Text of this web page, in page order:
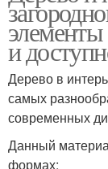
элементы
и
Дерево в
самых
современных
Данный
формах: